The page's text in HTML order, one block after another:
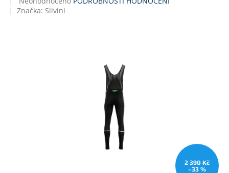
hodnocení
Značka: Silvini
2 390 Kč
–33 %